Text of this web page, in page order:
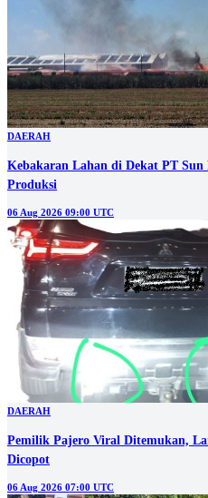
DAERAH
Kebakaran Lahan di Dekat PT Sun
Produksi
06 Aug 2026 09:00 UTC
DAERAH
Pemilik Pajero Viral Ditemukan,
Dicopot
06 Aug 2026 07:00 UTC